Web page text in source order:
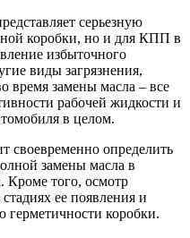
серьезную
коробки, но и для КПП в
избыточного
виды загрязнения,
время замены масла – все
рабочей жидкости и
в целом.
своевременно определить
замены масла в
Кроме того, осмотр
ее появления и
герметичности коробки.